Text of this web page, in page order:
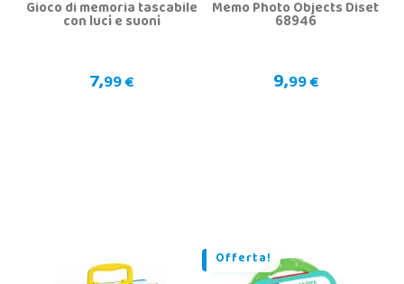
Gioco di memoria tascabile
con luci e suoni
7,99 €
Memo Photo Objects Diset
68946
9,99 €
Offerta!